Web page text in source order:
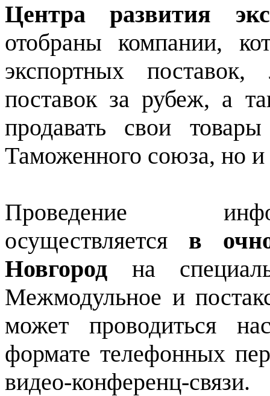
Центра развития
отобраны компании,
экспортных
поставок за рубеж, а
продавать свои
Таможенного союза, но и
Проведение
осуществляется в
Новгород на
Межмодульное и
может проводиться
формате телефонных
видео-конференц-связи.